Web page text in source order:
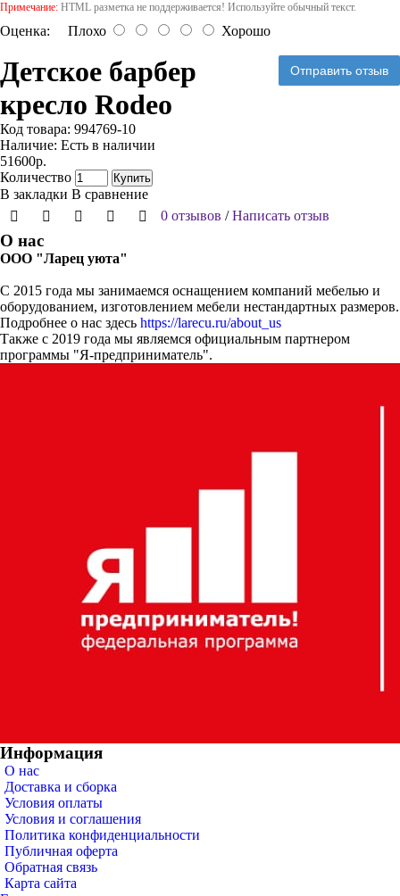
Примечание: HTML разметка не поддерживается! Используйте обычный текст.
Оценка: Плохо Хорошо
Отправить отзыв
Детское барбер
кресло Rodeo
Код товара: 994769-10
Наличие: Есть в наличии
51600р.
Количество
Купить
В закладки В сравнение
0 отзывов /Написать отзыв
О нас
ООО "Ларец уюта"
С 2015 года мы занимаемся оснащением компаний мебелью и
оборудованием, изготовлением мебели нестандартных размеров.
Подробнее о нас здесь https://larecu.ru/about_us
Также с 2019 года мы являемся официальным партнером
программы "Я-предприниматель".
Информация
О нас
Доставка и сборка
Условия оплаты
Условия и соглашения
Политика конфиденциальности
Публичная оферта
Обратная связь
Карта сайта